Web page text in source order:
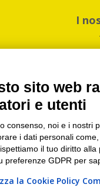
I
PI/CF/
IndaBox | Oltre
sito web
e utenti
consenso, noi e i nostri
i dati personali
il tuo diritto
preferenze GDPR per
la Cookie Policy